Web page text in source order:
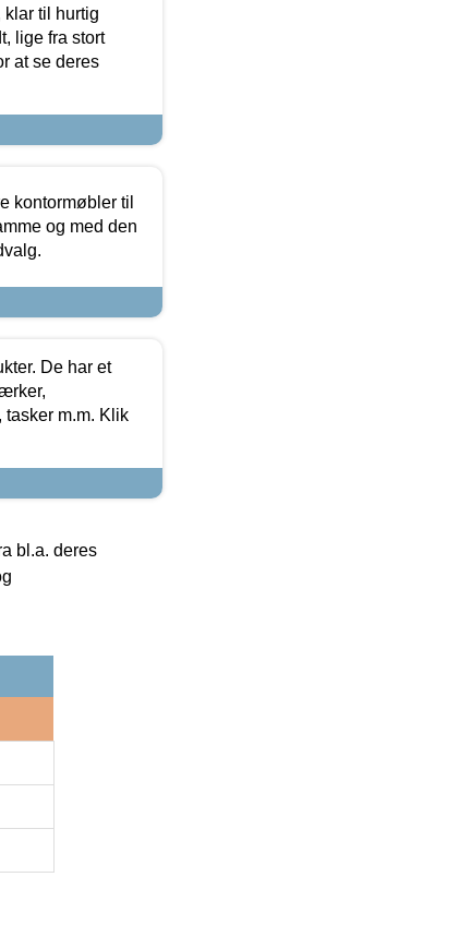
klar til hurtig
lige fra stort
at se deres
kontormøbler til
og med den
De har et
m.m. Klik
bl.a. deres